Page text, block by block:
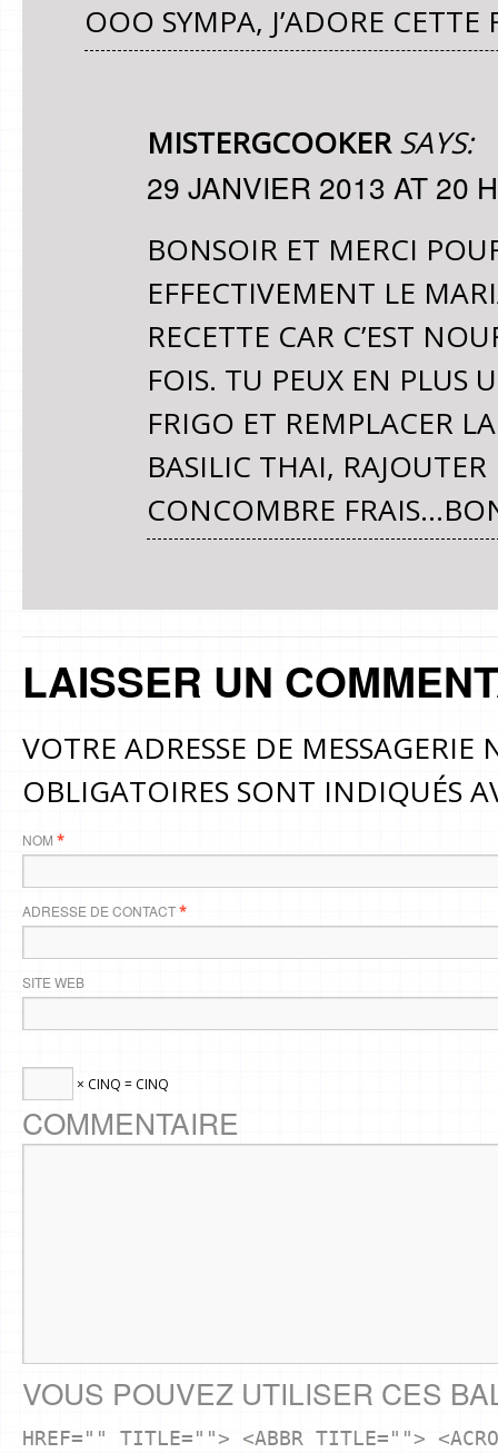
OOO SYMPA, J’ADORE
MISTERGCOOKER SAYS:
29 JANVIER 2013 AT 20
BONSOIR ET MERCI
EFFECTIVEMENT LE
RECETTE CAR C’EST
FOIS. TU PEUX EN PLUS
FRIGO ET REMPLACER
BASILIC THAI,
CONCOMBRE
LAISSER UN
VOTRE ADRESSE DE MESSAGERIE
OBLIGATOIRES SONT INDIQUÉS
NOM *
ADRESSE DE CONTACT*
SITE WEB
× CINQ = CINQ
COMMENTAIRE
VOUS POUVEZ UTILISER CES
HREF="" TITLE=""> <ABBR TITLE="">